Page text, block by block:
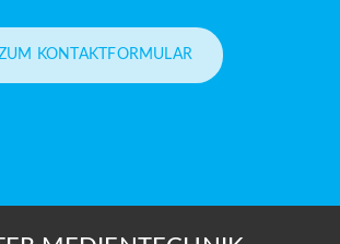
KONTAKTFORMULAR